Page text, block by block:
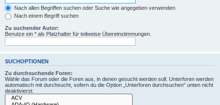
Nach allen Begriffen suchen oder Suche wie angegeben verwenden
Nach einem Begriff suchen
Zu suchender Autor:
Benutze ein * als Platzhalter für teilweise Übereinstimmungen.
SUCHOPTIONEN
Zu durchsuchende Foren:
Wähle das Forum oder die Foren aus, in denen gesucht werden soll. Unterforen werden
automatisch mit durchsucht, sofern du die Option „Unterforen durchsuchen“ unten nicht
deaktivierst.